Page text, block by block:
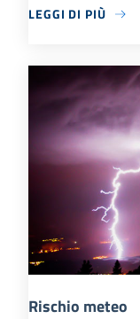
LEGGI DI PIÙ
Rischio meteo